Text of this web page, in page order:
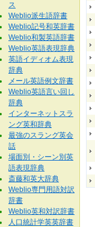
ス
Weblio派生語辞書
Weblio記号和英辞書
Weblio和製英語辞書
Weblio英語表現辞典
英語イディオム表現
辞典
メール英語例文辞書
Weblio英語言い回し
辞典
インターネットスラ
ング英和辞典
最強のスラング英会
話
場面別・シーン別英
語表現辞典
斎藤和英大辞典
Weblio専門用語対訳
辞書
Weblio英和対訳辞書
人口統計学英英辞書